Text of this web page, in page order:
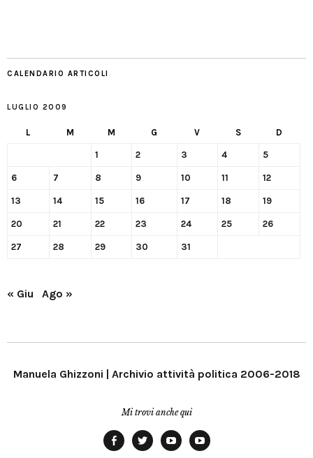
CALENDARIO ARTICOLI
LUGLIO 2009
L M M G V S D
1 2 3 4 5
6 7 8 9 10 11 12
13 14 15 16 17 18 19
20 21 22 23 24 25 26
27 28 29 30 31
« Giu Ago »
Manuela Ghizzoni | Archivio attività politica 2006-2018
Mi trovi anche qui